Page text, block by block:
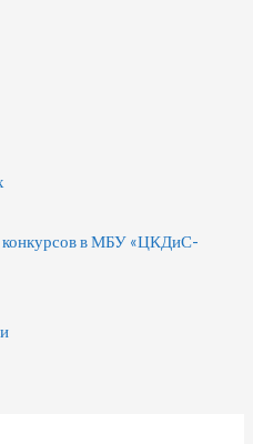
конкурсов в МБУ «ЦКДиС-